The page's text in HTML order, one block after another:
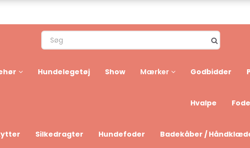
Hundelegetøj Show Mærker Godbidder
Hvalpe
Silkedragter Hundefoder Badekåber /